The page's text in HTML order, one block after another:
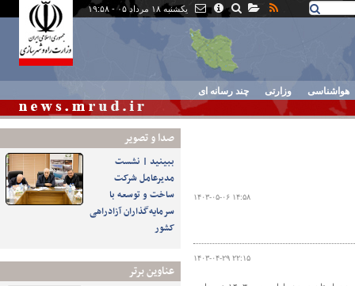
یکشنبه ۱۸ مرداد ۰۵ - ۱۹:۵۸
هواشناسی وزارتی چند رسانه ای
صدا و تصوير
ببینید | نشست
مدیرعامل شرکت
ساخت و توسعه با
سرمایه‌گذاران آزادراهی
کشور
عناوین برتر
۱۴۰۳-۰۵-۰۶ ۱۴:۵۸
۱۴۰۳-۰۴-۲۹ ۲۲:۱۵